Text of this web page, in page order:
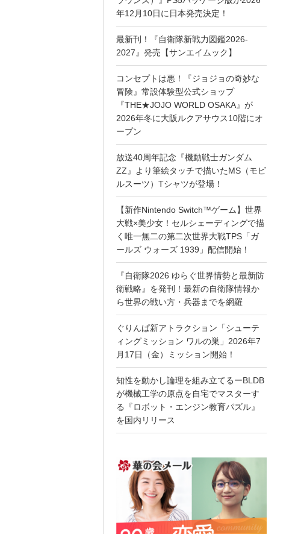
年12月10日に日本発売決定！
最新刊！『自衛隊新戦力図鑑2026-
2027』発売【サンエイムック】
コンセプトは悪！『ジョジョの奇妙な
冒険』常設体験型公式ショップ
『THE★JOJO WORLD OSAKA』が
2026年冬に大阪ルクアサウス10階にオ
ープン
放送40周年記念『機動戦士ガンダム
ZZ』より筆絵タッチで描いたMS（モビ
ルスーツ）Tシャツが登場！
【新作Nintendo Switch™ゲーム】世界
大戦×美少女！セルシェーディングで描
く唯一無二の第二次世界大戦TPS「ガ
ールズ ウォーズ 1939」配信開始！
『自衛隊2026 ゆらぐ世界情勢と最新防
衛戦略』を発刊！最新の自衛隊情報か
ら世界の戦い方・兵器までを網羅
ぐりんぱ新アトラクション「シューテ
ィングミッション ワルの巣」2026年7
月17日（金）ミッション開始！
知性を動かし論理を組み立てるーBLDB
が機械工学の原点を自宅でマスターす
る『ロボット・エンジン教育パズル』
を国内リリース